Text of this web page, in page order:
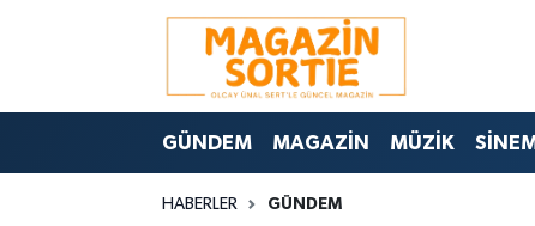
GÜNDEM MAGAZİN MÜZİK
HABERLER GÜNDEM
Nöbetçi Eczaneler
Hava Durumu
Trafik Durumu